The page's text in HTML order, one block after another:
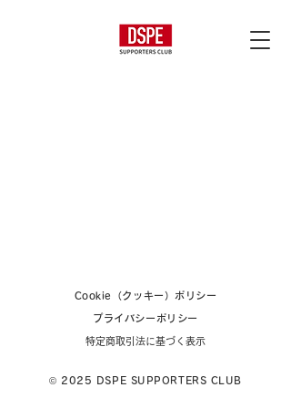
Cookie（クッキー）ポリシー
プライバシーポリシー
特定商取引法に基づく表示
© 2025 DSPE SUPPORTERS CLUB